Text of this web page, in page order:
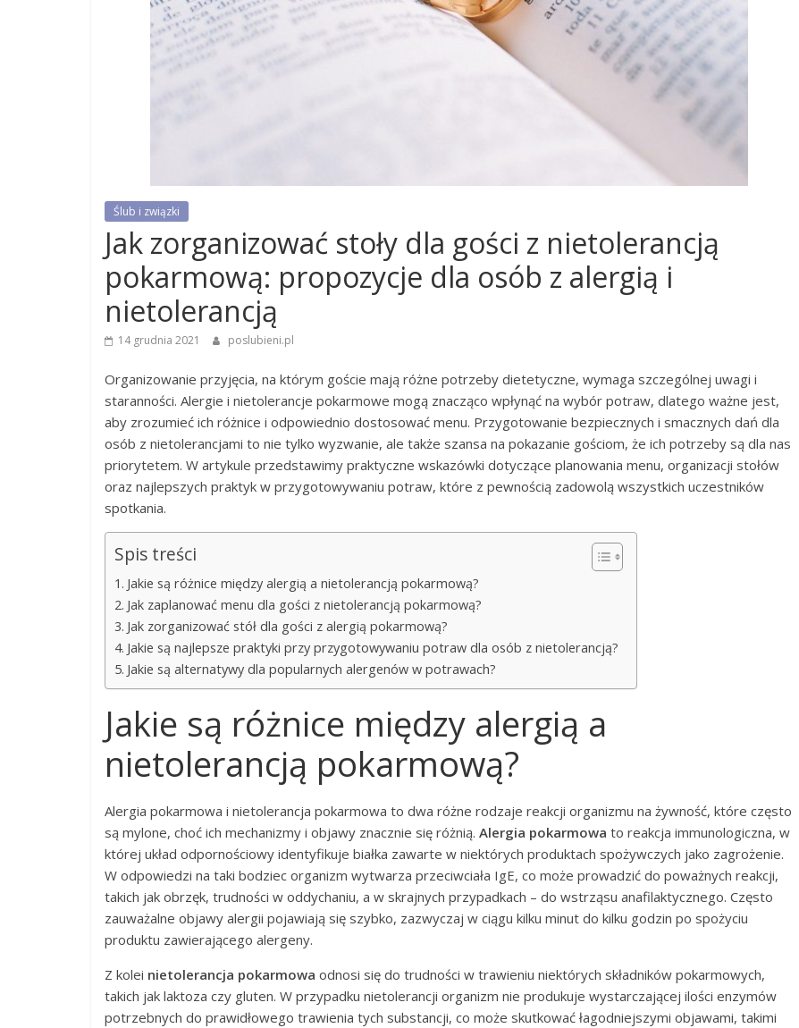
Ślub i związki
Jak zorganizować stoły dla gości z nietolerancją
pokarmową: propozycje dla osób z alergią i
nietolerancją
14 grudnia 2021 poslubieni.pl
Organizowanie przyjęcia, na którym goście mają różne potrzeby dietetyczne, wymaga szczególnej uwagi i
staranności. Alergie i nietolerancje pokarmowe mogą znacząco wpłynąć na wybór potraw, dlatego ważne jest,
aby zrozumieć ich różnice i odpowiednio dostosować menu. Przygotowanie bezpiecznych i smacznych dań dla
osób z nietolerancjami to nie tylko wyzwanie, ale także szansa na pokazanie gościom, że ich potrzeby są dla nas
priorytetem. W artykule przedstawimy praktyczne wskazówki dotyczące planowania menu, organizacji stołów
oraz najlepszych praktyk w przygotowywaniu potraw, które z pewnością zadowolą wszystkich uczestników
spotkania.
Spis treści
Jakie są różnice między alergią a nietolerancją pokarmową?
Jak zaplanować menu dla gości z nietolerancją pokarmową?
Jak zorganizować stół dla gości z alergią pokarmową?
Jakie są najlepsze praktyki przy przygotowywaniu potraw dla osób z nietolerancją?
Jakie są alternatywy dla popularnych alergenów w potrawach?
Jakie są różnice między alergią a
nietolerancją pokarmową?
Alergia pokarmowa i nietolerancja pokarmowa to dwa różne rodzaje reakcji organizmu na żywność, które często
są mylone, choć ich mechanizmy i objawy znacznie się różnią. Alergia pokarmowa to reakcja immunologiczna, w
której układ odpornościowy identyfikuje białka zawarte w niektórych produktach spożywczych jako zagrożenie.
W odpowiedzi na taki bodziec organizm wytwarza przeciwciała IgE, co może prowadzić do poważnych reakcji,
takich jak obrzęk, trudności w oddychaniu, a w skrajnych przypadkach – do wstrząsu anafilaktycznego. Często
zauważalne objawy alergii pojawiają się szybko, zazwyczaj w ciągu kilku minut do kilku godzin po spożyciu
produktu zawierającego alergeny.
Z kolei nietolerancja pokarmowa odnosi się do trudności w trawieniu niektórych składników pokarmowych,
takich jak laktoza czy gluten. W przypadku nietolerancji organizm nie produkuje wystarczającej ilości enzymów
potrzebnych do prawidłowego trawienia tych substancji, co może skutkować łagodniejszymi objawami, takimi